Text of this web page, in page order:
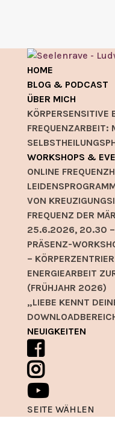
HOME
BLOG & PODCAST
ÜBER MICH
KÖRPERSENSITIVE
FREQUENZARBEIT:
WORKSHOPS &
ONLINE
VON
FREQUENZ DER
25.6.2026, 20.30
PRÄSENZ-
–
ENERGIEARBEIT
(FRÜHJAHR 2026)
„LIEBE KENNT
NEUIGKEITEN
SEITE WÄHLEN